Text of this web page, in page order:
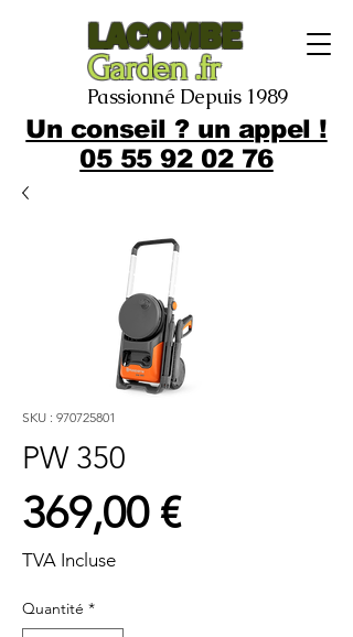
LACOMBE
Garden .fr
Passionné Depuis 1989
Un conseil ? un appel !
05 55 92 02 76
SKU : 970725801
PW 350
369,00 €Prix
TVA Incluse
Quantité *